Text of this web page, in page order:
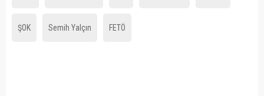
ŞOK Semih Yalçın FETÖ